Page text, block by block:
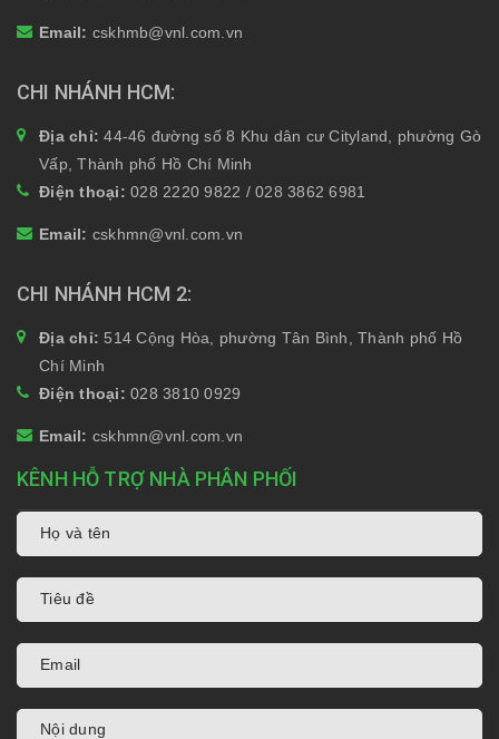
Email: cskhmb@vnl.com.vn
CHI NHÁNH HCM
Địa chỉ:44-46 đường số 8 Khu dân cư Cityland, phường Gò
Vấp, Thành phố Hồ Chí Minh
Điện thoại: 028 2220 9822 / 028 3862 6981
Email: cskhmn@vnl.com.vn
CHI NHÁNH HCM 2
Địa chỉ: 514 Cộng Hòa, phường Tân Bình, Thành phố Hồ
Chí Minh
Điện thoại: 028 3810 0929
Email: cskhmn@vnl.com.vn
KÊNH HỖ TRỢ NHÀ PHÂN PHỐI